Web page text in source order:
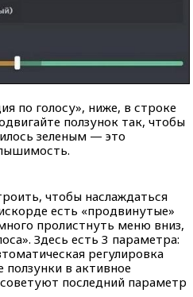
по голосу», ниже, в строке
ползунок так, чтобы
зеленым — это
чтобы наслаждаться
есть «продвинутые»
пролистнуть меню вниз,
Здесь есть 3 параметра:
регулировка
ползунки в активное
последний параметр